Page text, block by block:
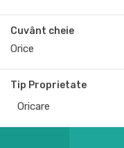
Cuvânt cheie
Tip Proprietate
Oricare